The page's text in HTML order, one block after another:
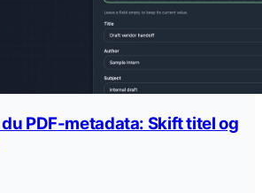
PDF-metadata: Skift titel og